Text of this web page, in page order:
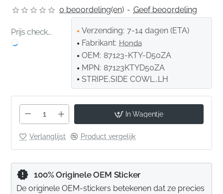
0 beoordeling(en) - Geef beoordeling
Prijs check... Verzending: 7-14 dagen (ETA)
Fabrikant: Honda
OEM: 87123-KTY-D50ZA
MPN: 87123KTYD50ZA
STRIPE,SIDE COWL.,LH
In Wagentje
Verlanglijst Product vergelijk
100% Originele OEM Sticker
De originele OEM-stickers betekenen dat ze precies